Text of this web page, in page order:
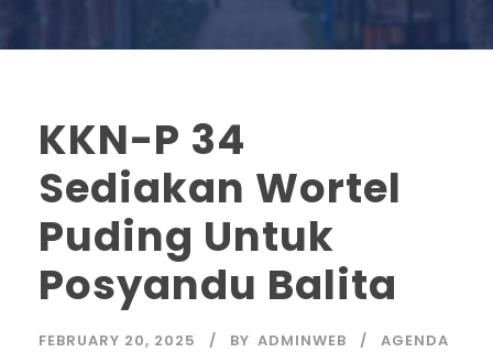
KKN-P 34
Sediakan Wortel
Puding Untuk
Posyandu Balita
FEBRUARY 20, 2025 BY ADMINWEB AGENDA